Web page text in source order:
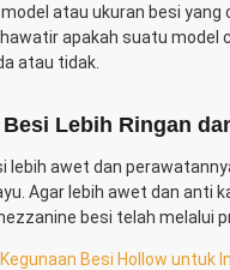
atau ukuran besi yang
apakah suatu model
atau tidak.
Lebih Ringan
lebih awet dan
Agar lebih awet dan anti
besi telah melalui
Kegunaan Besi Hollow untuk